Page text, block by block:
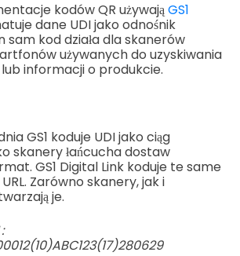
kodów QR używająGS1
dane UDI jako odnośnik
sam kod działa dla skanerów
używanych do uzyskiwania
informacji o produkcie.
GS1 koduje UDI jako ciąg
skanery łańcucha dostaw
GS1 Digital Link koduje te same
Zarówno skanery, jak i
je.
: